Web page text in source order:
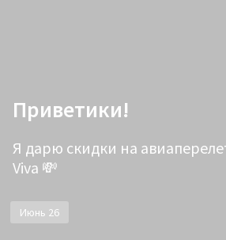
Приветики!
Я дарю скидки на
Viva 💸
Июнь 26